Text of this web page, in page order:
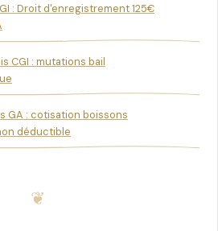
: Droit d'enregistrement 125€
CGI : mutations bail
GA : cotisation boissons
déductible